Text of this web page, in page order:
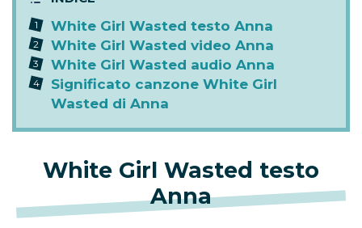
White Girl Wasted testo Anna
White Girl Wasted video Anna
White Girl Wasted audio Anna
Significato canzone White Girl
Wasted di Anna
White Girl Wasted testo
Anna